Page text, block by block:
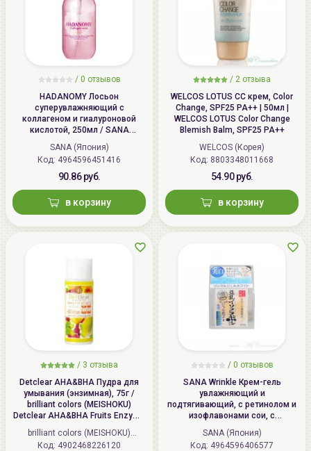
/ 0 отзывов
HADANOMY Лосьон
суперувлажняющий с
коллагеном и гиалуроновой
кислотой, 250мл / SANA
HADANOMY Collagen mist
SANA (Япония)
Код: 4964596451416
90.86 руб.
в корзину
/ 2 отзыва
WELCOS LOTUS СС крем, Color
Change, SPF25 PA++ | 50мл |
WELCOS LOTUS Color Change
Blemish Balm, SPF25 PA++
WELCOS (Корея)
Код: 8803348011668
54.90 руб.
в корзину
/ 3 отзыва
Detclear AHA&BHA Пудра для
умывания (энзимная), 75г /
brilliant colors (MEISHOKU)
Detclear AHA&BHA Fruits Enzyme
Powder Wash
brilliant colors (MEISHOKU)
(Япония)
Код: 4902468226120
/ 0 отзывов
SANA Wrinkle Крем-гель
увлажняющий и
подтягивающий, с ретинолом и
изофлавонами сои, с
осветляющим эффектом | 100г |
Wrinkle Gel Cream (Whitening)
SANA (Япония)
Код: 4964596406577